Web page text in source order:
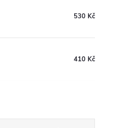
530 Kč
410 Kč